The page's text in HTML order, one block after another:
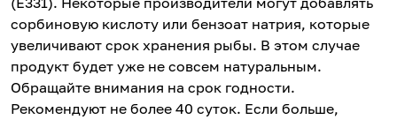
сорбиновую кислоту или бензоат натрия, которые
увеличивают срок хранения рыбы. В этом случае
продукт будет уже не совсем натуральным.
Обращайте внимания на срок годности.
Рекомендуют не более 40 суток. Если больше,